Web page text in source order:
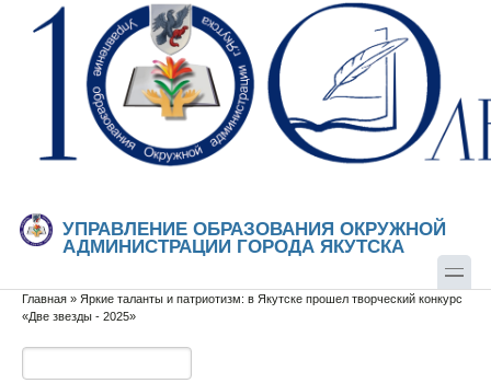
Перейти к основному содержанию
Skip to search
УПРАВЛЕНИЕ ОБРАЗОВАНИЯ ОКРУЖНОЙ
АДМИНИСТРАЦИИ ГОРОДА ЯКУТСКА
Вы здесь
Главная » Яркие таланты и патриотизм: в Якутске прошел творческий конкурс
«Две звезды - 2025»